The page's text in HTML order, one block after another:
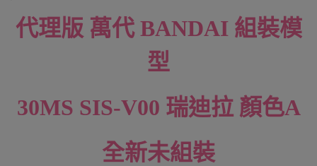
代理版 萬代BANDAI 組裝模
型
30MS SIS-V00 瑞迪拉 顏色A
全新未組裝